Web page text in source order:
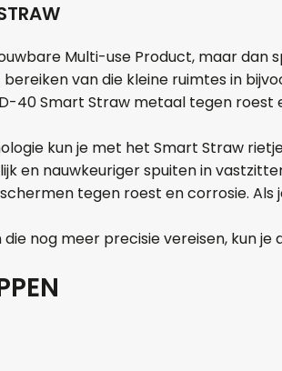
Multi-use Product, maar dan
van die kleine ruimtes in
40 Smart Straw metaal tegen
kun je met het Smart Straw
en nauwkeuriger spuiten in
tegen roest en corrosie.
nog meer precisie vereisen, kun
Hoeveel liter*:
Aantal